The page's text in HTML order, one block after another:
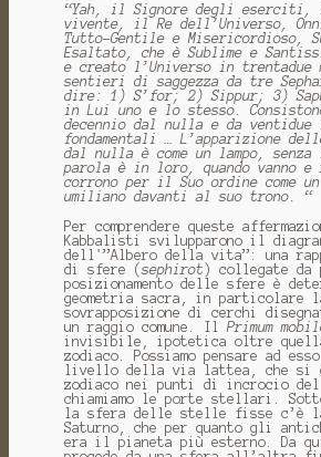
“Yah, il Signore degli eserciti,
vivente, il Re dell’Universo,
Tutto-Gentile e Misericordioso,
Esaltato, che è Sublime e
e creato l’Universo in trentadue
sentieri di saggezza da tre
dire: 1) S’for; 2) Sippur; 3)
in Lui uno e lo stesso.
decennio dal nulla e da
fondamentali …
L’apparizione
dal nulla è come un lampo,
parola è in loro, quando vanno e
corrono per il Suo ordine come
umiliano davanti al suo trono. “
Per comprendere queste
Kabbalisti svilupparono il
dell'”Albero della vita”: una
di sfere (sephirot ) collegate da
posizionamento delle sfere è
geometria sacra, in particolare
sovrapposizione di cerchi
un raggio comune.
Il Primum
invisibile, ipotetica oltre
zodiaco.
Possiamo pensare ad
livello della via lattea, che si
zodiaco nei punti di incrocio
chiamiamo le porte stellari.
la sfera delle stelle fisse c’è
Saturno, che per quanto gli
era il pianeta più esterno.
Da